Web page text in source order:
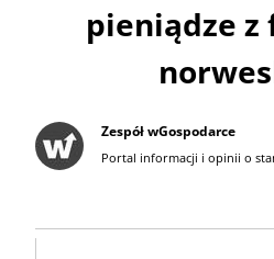
pieniądze z
Zespół wGospodarce
Portal informacji i opinii o